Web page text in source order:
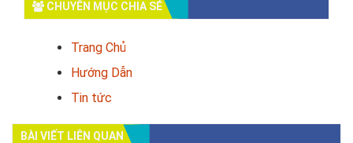
CHUYÊN MỤC CHIA SẺ
Trang Chủ
Hướng Dẫn
Tin tức
BÀI VIẾT LIÊN QUAN